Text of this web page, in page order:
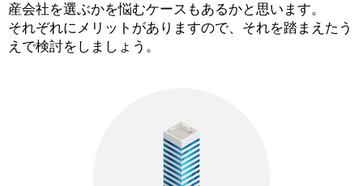
産会社を選ぶかを悩むケースもあるかと思います。
それぞれにメリットがありますので、それを踏まえたう
えで検討をしましょう。